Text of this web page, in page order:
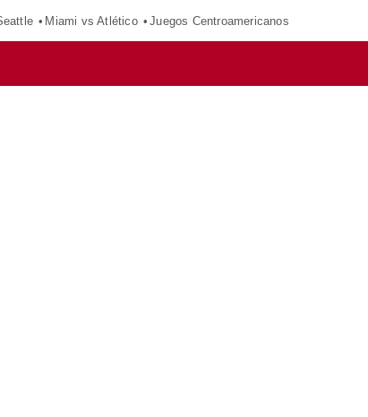
Miami vs Atlético Juegos Centroamericanos